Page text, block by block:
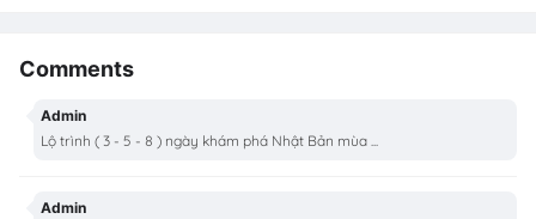
Comments
Admin
Lộ trình ( 3 - 5 - 8 ) ngày khám phá Nhật Bản mùa ...
Admin